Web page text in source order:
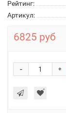
Рейтинг:
Артикул:
6825 руб
+
-